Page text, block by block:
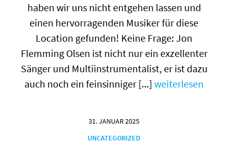
haben wir uns nicht entgehen lassen und
einen hervorragenden Musiker für diese
Location gefunden! Keine Frage: Jon
Flemming Olsen ist nicht nur ein exzellenter
Sänger und Multiinstrumentalist, er ist dazu
auch noch ein feinsinniger [...] weiterlesen
31. JANUAR 2025
UNCATEGORIZED